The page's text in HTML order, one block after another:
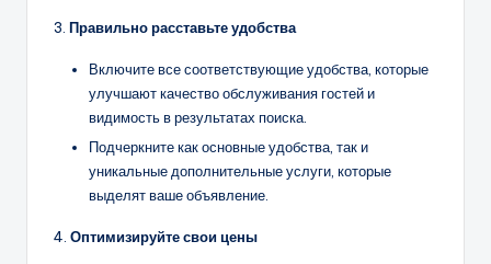
3. Правильно расставьте удобства
Включите все соответствующие удобства, которые
улучшают качество обслуживания гостей и
видимость в результатах поиска.
Подчеркните как основные удобства, так и
уникальные дополнительные услуги, которые
выделят ваше объявление.
4. Оптимизируйте свои цены